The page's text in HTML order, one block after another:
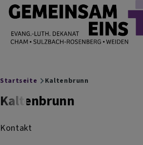
Direkt zum Inhalt
EVANG.-LUTH. DEKANAT
Cham Sulzbach-Rosenberg Weiden
Breadcrumb
Startseite Kaltenbrunn
Kaltenbrunn
Kontakt